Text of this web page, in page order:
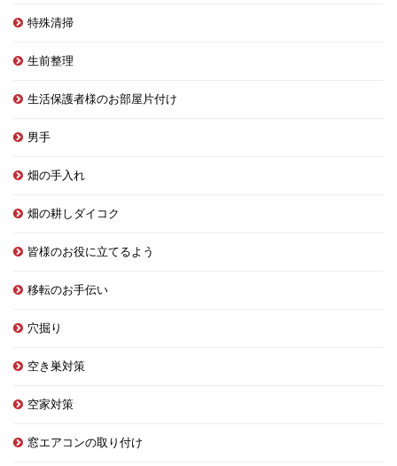
特殊清掃
生前整理
生活保護者様のお部屋片付け
男手
畑の手入れ
畑の耕しダイコク
皆様のお役に立てるよう
移転のお手伝い
穴掘り
空き巣対策
空家対策
窓エアコンの取り付け